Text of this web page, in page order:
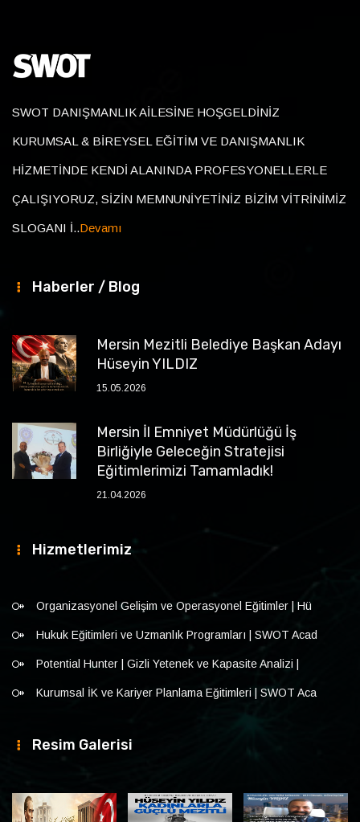
SWOT DANIŞMANLIK AİLESİNE HOŞGELDİNİZ
KURUMSAL & BİREYSEL EĞİTİM VE DANIŞMANLIK
HİZMETİNDE KENDİ ALANINDA PROFESYONELLERLE
ÇALIŞIYORUZ, SİZİN MEMNUNİYETİNİZ BİZİM VİTRİNİMİZ
SLOGANI İ..Devamı
Haberler / Blog
Mersin Mezitli Belediye Başkan Adayı
Hüseyin YILDIZ
15.05.2026
Mersin İl Emniyet Müdürlüğü İş
Birliğiyle Geleceğin Stratejisi
Eğitimlerimizi Tamamladık!
21.04.2026
Hizmetlerimiz
Organizasyonel Gelişim ve Operasyonel Eğitimler | Hü
Hukuk Eğitimleri ve Uzmanlık Programları | SWOT Acad
Potential Hunter | Gizli Yetenek ve Kapasite Analizi |
Kurumsal İK ve Kariyer Planlama Eğitimleri | SWOT Aca
Resim Galerisi